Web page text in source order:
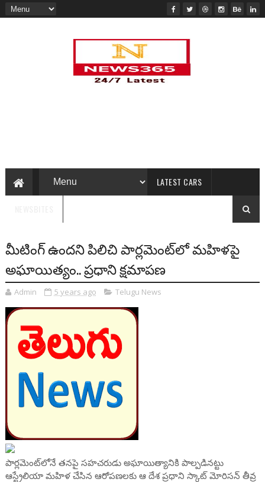
LATEST CARS
మీటింగ్ ఉందని పిలిచి పార్లమెంట్‌లో మహిళపై
అఘాయిత్యం.. ప్రధాని క్షమాపణ
Admin 5 years ago Telugu News
పార్లమెంట్‌లోనే తనపై సహచరుడు అఘాయిత్యానికి పాల్పడినట్టు
ఆస్ట్రేలియా మహిళ చేసిన ఆరోపణలకు ఆ దేశ ప్రధాని స్కాట్ మోరిసన్ తీవ్ర